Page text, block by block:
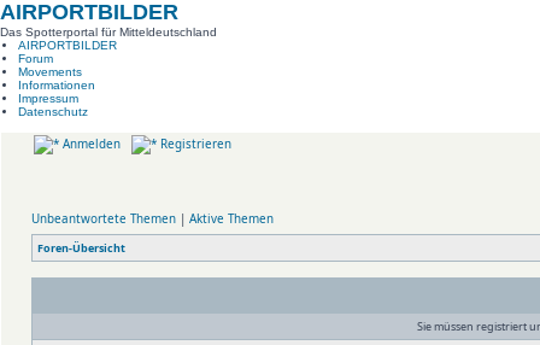
AIRPORTBILDER
Das Spotterportal für Mitteldeutschland
AIRPORTBILDER
Forum
Movements
Informationen
Impressum
Datenschutz
Anmelden Registrieren
Unbeantwortete Themen | Aktive Themen
Foren-Übersicht
Sie müssen registriert